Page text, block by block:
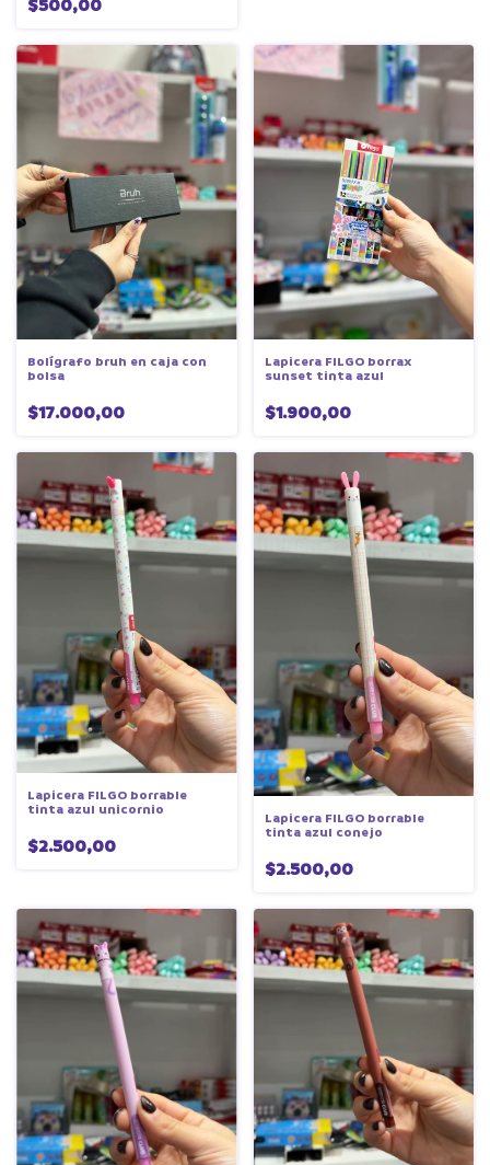
$500,00
Bolígrafo bruh en caja con
bolsa
$17.000,00
Lapicera FILGO borrax
sunset tinta azul
$1.900,00
Lapicera FILGO borrable
tinta azul unicornio
$2.500,00
Lapicera FILGO borrable
tinta azul conejo
$2.500,00